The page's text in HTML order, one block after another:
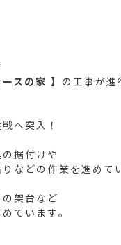
スの家 】 の工事が
へ突入！
据付けや
などの作業を進めて
架台など
ています。